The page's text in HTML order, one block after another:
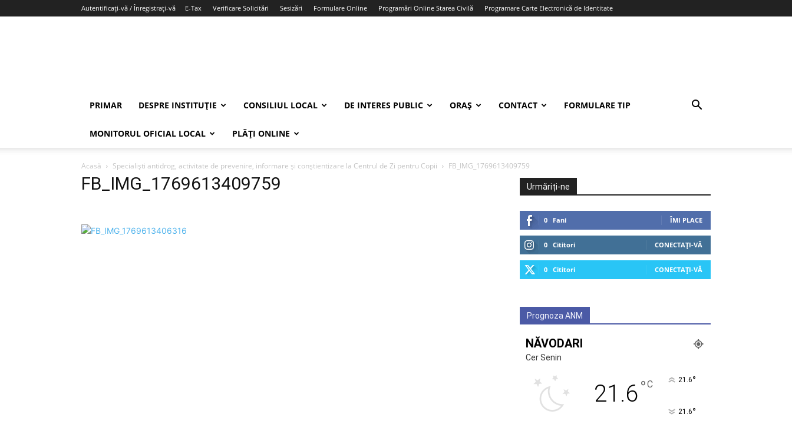
Autentificați-vă / Înregistrați-vă E-Tax Verificare Solicitări Sesizări Formulare Online Programări Online Starea Civilă Programare Carte Electronică de Identitate
PRIMAR DESPRE INSTITUȚIE CONSILIUL LOCAL DE INTERES PUBLIC ORAȘ CONTACT FORMULARE TIP
MONITORUL OFICIAL LOCAL PLĂȚI ONLINE
Acasă Specialiști antidrog, activitate de prevenire, informare și conștientizare la Centrul de Zi pentru Copii FB_IMG_1769613409759
FB_IMG_1769613409759 Urmăriți-ne
0 Fani ÎMI PLACE
0 Cititori CONECTAȚI-VĂ
0 Cititori CONECTAȚI-VĂ
Prognoza ANM
NĂVODARI
Cer Senin
21.6°C 21.6°
21.6°